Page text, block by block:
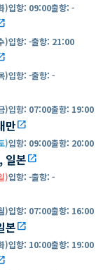
)입항: 09:00출항: -
)입항: -출항: 21:00
)입항: -출항: -
)입항: 07:00출항: 19:00
만open_in_new
)입항: 09:00출항: 20:00
일본open_in_new
)입항: -출항: -
)입항: 07:00출항: 16:00
본open_in_new
)입항: 10:00출항: 19:00